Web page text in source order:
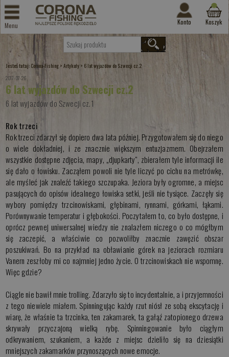
Menu Konto Koszyk
Jesteś tutaj: Corona-Fishing >Artykuły > 6 lat wyjazdów do Szwecji cz.2
2017-07-26
6 lat wyjazdów do Szwecji cz.2
6 lat wyjazdów do Szwecji cz.1
Rok trzeci
Rok trzeci zdarzył się dopiero dwa lata później. Przygotowałem się do niego
o wiele dokładniej, i ze znacznie większym entuzjazmem. Obejrzałem
wszystkie dostępne zdjęcia, mapy, „djupkarty", zbierałem tyle informacji ile
się dało o łowisku. Zacząłem powoli nie tyle liczyć po cichu na metrówkę,
ale myśleć jak znaleźć takiego szczupaka. Jeziora były ogromne, a miejsc
pasujących do opisów idealnego łowiska setki, jeśli nie tysiące. Zaczęły się
wybory pomiędzy trzcinowiskami, głębinami, rynnami, górkami, łąkami.
Porównywanie temperatur i głębokości. Poczytałem to, co było dostępne, i
oprócz pewnej uniwersalnej wiedzy nie znalazłem niczego o co mógłbym
się zaczepić, a właściwie co pozwoliłby znacznie zawęzić obszar
poszukiwań. Bo na przykład na obławianie górek na jeziorach rozmiaru
Vanern zeszłoby mi co najmniej jedno życie. O trzcinowiskach nie wspomnę.
Więc gdzie?
Ciągle nie bawił mnie trolling. Zdarzyło się to incydentalnie, a i przyjemności
z tego niewiele miałem. Spinningując każdy rzut niósł ze sobą ekscytację i
wiarę, że właśnie ta trzcinka, ten zakamarek, ta gałąź zatopionego drzewa
skrywały przyczajoną wielką rybę. Spinningowanie było ciągłym
odkrywaniem, szukaniem, a każde z miejsc dzieliło się na dziesiątki
mniejszych zakamarków przynoszących nowe emocje.